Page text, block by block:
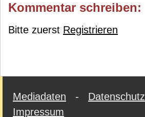
Kommentar schreiben:
Bitte zuerst Registrieren
Mediadaten - Datenschutz
Impressum